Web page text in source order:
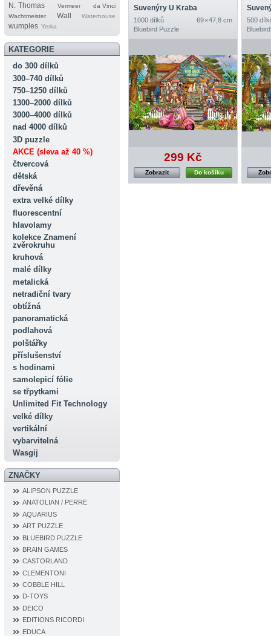
N. Thomas
Vermeer
da Vinci
Wachtmeister
Wall Waterhouse
wumples Yerka
KATEGORIE
do 300 dílků
300–740 dílků
750–1250 dílků
1300–2000 dílků
3000–4000 dílků
nad 4000 dílků
3D puzzle
AKCE (sleva až 40 %)
čtvercová
dětská
dřevěná
extra velké dílky
fluorescentní
hlavolamy
kolekce Znamení
zvěrokruhu
kruhová
malé dílky
metalická
netradiční tvary
obtížná
panoramatická
podlahová
polštářky
příslušenství
s hodinami
samolepicí fólie
se třpytkami
Unlimited Fit Technology
velké dílky
vertikální
vybarvitelná
Wasgij
ZNAČKY
ALIPSON PUZZLE
ANATOLIAN / PERRE
AQUARIUS
ART PUZZLE
BLUEBIRD PUZZLE
BRAIN GAMES
CASTORLAND
CLEMENTONI
COBBLE HILL
D‐TOYS
DEICO
EDITIONS RICORDI
EDUCA
Suvenýry U Kraba
1000 dílků
69 × 47,8 cm
Bluebird Puzzle
299 Kč
Do košíku
Zobrazit
500